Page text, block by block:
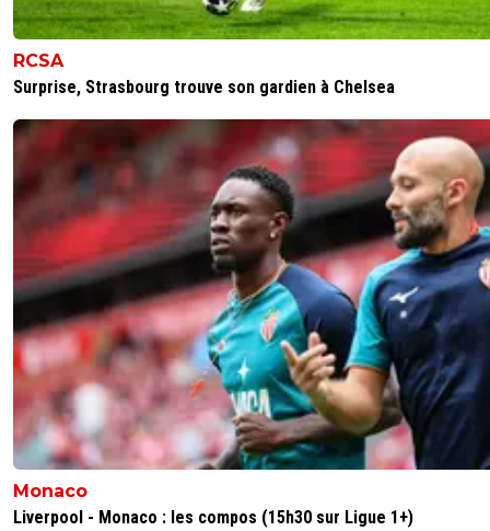
RCSA
Surprise, Strasbourg trouve son gardien à Chelsea
Monaco
Liverpool - Monaco : les compos (15h30 sur Ligue 1+)